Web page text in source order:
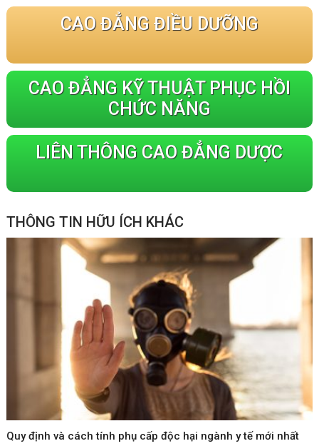
CAO ĐẲNG ĐIỀU DƯỠNG
CAO ĐẲNG KỸ THUẬT PHỤC HỒI
CHỨC NĂNG
LIÊN THÔNG CAO ĐẲNG DƯỢC
THÔNG TIN HỮU ÍCH KHÁC
Quy định và cách tính phụ cấp độc hại ngành y tế mới nhất